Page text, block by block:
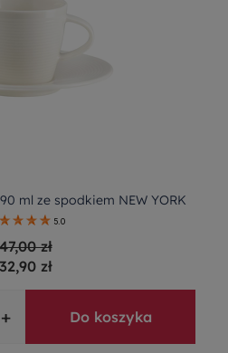
ml ze spodkiem NEW YORK
5.0
zł
32,90 zł
+ Do koszyka